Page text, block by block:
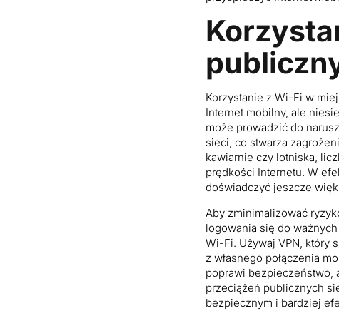
Korzystanie z Wi-Fi w
Internet mobilny, ale
może prowadzić do
sieci, co stwarza
kawiarnie czy lotniska,
prędkości Internetu. W
doświadczyć jeszcze
Aby zminimalizować
logowania się do
Wi-Fi. Używaj VPN, który
z własnego połączenia
poprawi bezpieczeństwo,
przeciążeń publicznych
bezpiecznym i bardziej